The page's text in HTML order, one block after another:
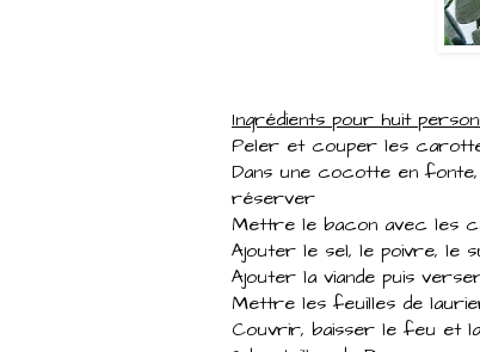
Ingrédients pour huit
Peler et couper les
Dans une cocotte en
réserver
Mettre le bacon avec les
Ajouter le sel, le poivre, le
Ajouter la viande puis
Mettre les feuilles de
Couvrir, baisser le feu et